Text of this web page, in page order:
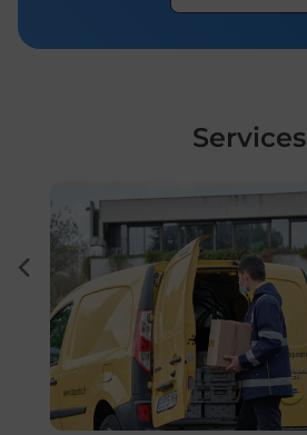
Services